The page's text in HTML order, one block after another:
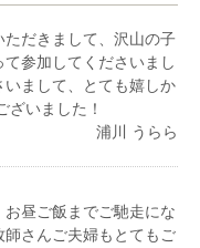
山崎伸子、ユルーン・
、室内楽を山口裕之、
ブルク・モーツァルテ
などで、フランソワ・
氏のマスタークラスを修
リサイタルを開催。
、須田美穂、広瀬康、
伴奏法を保津玲子、
ピアノソロ、アンサン
動する傍ら、後進の指導
だきまして、沢山の子
参加してくださいまし
まして、とても嬉しか
ざいました！
浦川 うらら
昼ご飯までご馳走にな
師さんご夫婦もとてもご